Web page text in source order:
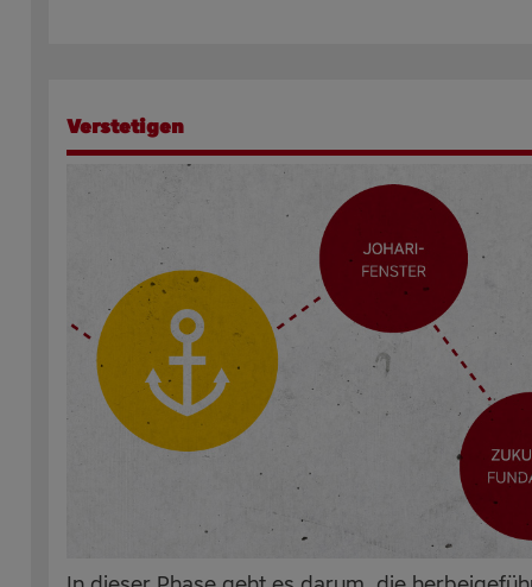
Verstetigen